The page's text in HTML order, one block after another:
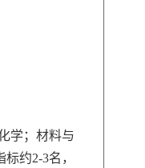
学；材料与
约2-3名，